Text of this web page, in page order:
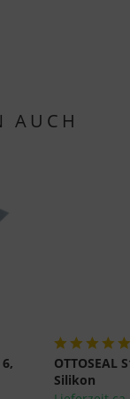
AUCH
OTTOSEAL
Silikon